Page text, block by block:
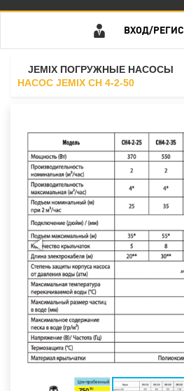
ВХОД/
JEMIX ПОГРУЖНЫЕ НАСОСЫ
НАСОС JEMIX СН 4-2-50